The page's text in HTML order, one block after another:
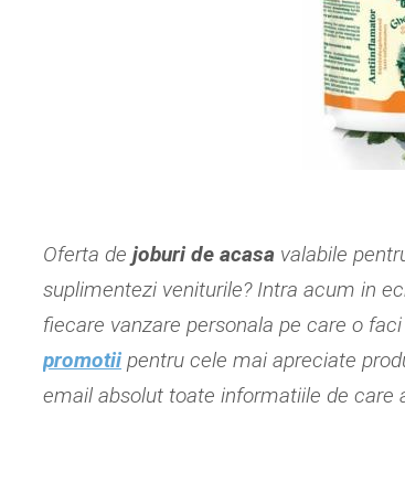
Oferta dejoburi de acasa valabile
suplimentezi veniturile? Intra acum in
fiecare vanzare personala pe care o
promotii pentru cele mai apreciate
email absolut toate informatiile de care